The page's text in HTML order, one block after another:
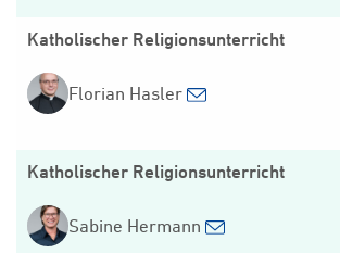
Katholischer Religionsunterricht
Florian Hasler
Katholischer Religionsunterricht
Sabine Hermann